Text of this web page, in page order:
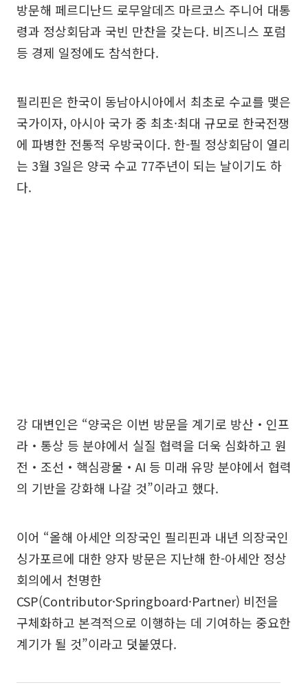
방문해 페르디난드 로무알데즈 마르코스 주니어 대통
령과 정상회담과 국빈 만찬을 갖는다. 비즈니스 포럼
등 경제 일정에도 참석한다.
필리핀은 한국이 동남아시아에서 최초로 수교를 맺은
국가이자, 아시아 국가 중 최초·최대 규모로 한국전쟁
에 파병한 전통적 우방국이다. 한-필 정상회담이 열리
는 3월 3일은 양국 수교 77주년이 되는 날이기도 하
다.
강 대변인은 “양국은 이번 방문을 계기로 방산‧인프
라‧통상 등 분야에서 실질 협력을 더욱 심화하고 원
전‧조선‧핵심광물‧AI 등 미래 유망 분야에서 협력
의 기반을 강화해 나갈 것”이라고 했다.
이어 “올해 아세안 의장국인 필리핀과 내년 의장국인
싱가포르에 대한 양자 방문은 지난해 한-아세안 정상
회의에서 천명한
CSP(Contributor·Springboard·Partner) 비전을
구체화하고 본격적으로 이행하는 데 기여하는 중요한
계기가 될 것”이라고 덧붙였다.